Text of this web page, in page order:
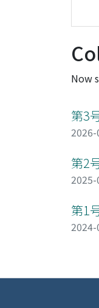
Now
第3
2026-
第2
2025-
第1
2024-